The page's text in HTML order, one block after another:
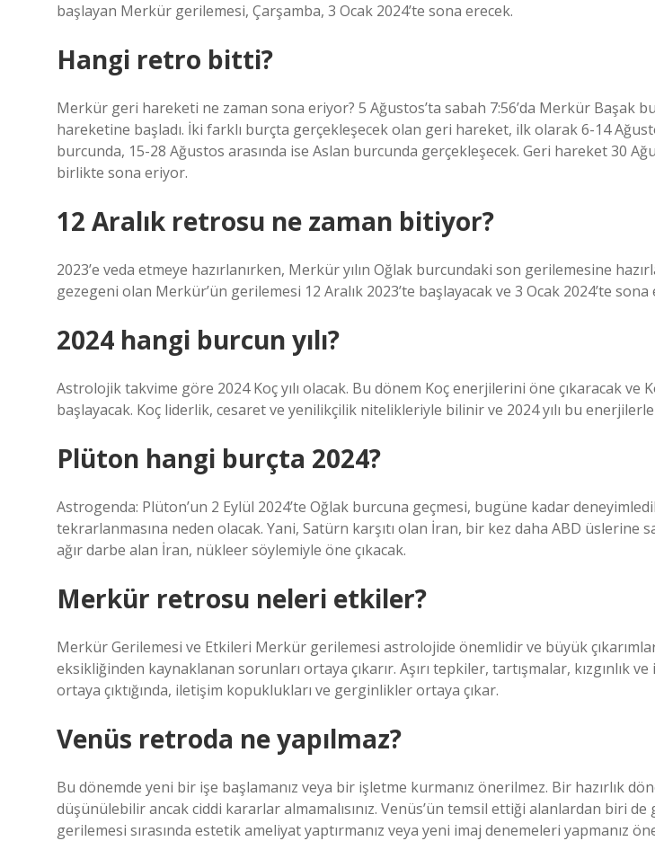
başlayan Merkür gerilemesi, Çarşamba, 3 Ocak 2024’te sona erecek.
Hangi retro bitti?
Merkür geri hareketi ne zaman sona eriyor? 5 Ağustos’ta sabah 7:56’da Merkür Başak
hareketine başladı. İki farklı burçta gerçekleşecek olan geri hareket, ilk olarak 6-14
burcunda, 15-28 Ağustos arasında ise Aslan burcunda gerçekleşecek. Geri hareket 30
birlikte sona eriyor.
12 Aralık retrosu ne zaman bitiyor?
2023’e veda etmeye hazırlanırken, Merkür yılın Oğlak burcundaki son gerilemesine
gezegeni olan Merkür’ün gerilemesi 12 Aralık 2023’te başlayacak ve 3 Ocak 2024’te sona
2024 hangi burcun yılı?
Astrolojik takvime göre 2024 Koç yılı olacak. Bu dönem Koç enerjilerini öne çıkaracak ve
başlayacak. Koç liderlik, cesaret ve yenilikçilik nitelikleriyle bilinir ve 2024 yılı bu
Plüton hangi burçta 2024?
Astrogenda: Plüton’un 2 Eylül 2024’te Oğlak burcuna geçmesi, bugüne kadar
tekrarlanmasına neden olacak. Yani, Satürn karşıtı olan İran, bir kez daha ABD üslerine
ağır darbe alan İran, nükleer söylemiyle öne çıkacak.
Merkür retrosu neleri etkiler?
Merkür Gerilemesi ve Etkileri Merkür gerilemesi astrolojide önemlidir ve büyük
eksikliğinden kaynaklanan sorunları ortaya çıkarır. Aşırı tepkiler, tartışmalar, kızgınlık
ortaya çıktığında, iletişim kopuklukları ve gerginlikler ortaya çıkar.
Venüs retroda ne yapılmaz?
Bu dönemde yeni bir işe başlamanız veya bir işletme kurmanız önerilmez. Bir hazırlık
düşünülebilir ancak ciddi kararlar almamalısınız. Venüs’ün temsil ettiği alanlardan biri
gerilemesi sırasında estetik ameliyat yaptırmanız veya yeni imaj denemeleri yapmanız